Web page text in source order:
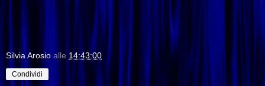
Silvia Arosio alle 14:43:00
Condividi